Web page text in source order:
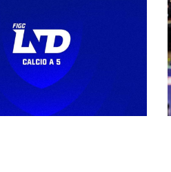
26-27, la regina
13 partecipanti. Fra
l’Active